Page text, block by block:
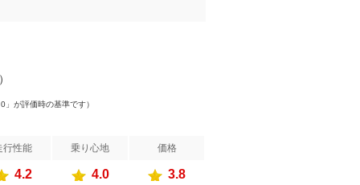
」が評価時の基準です）
行性能 乗り心地 価格
4.2 4.0 3.8